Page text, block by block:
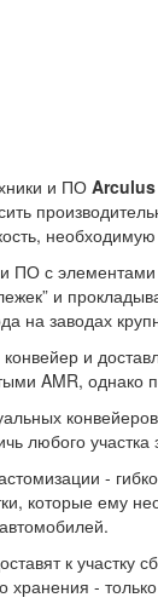
и ПО Arculus
ПО с
и
на заводах
и
AMR, однако
любого
-
которые ему
к
хранения -